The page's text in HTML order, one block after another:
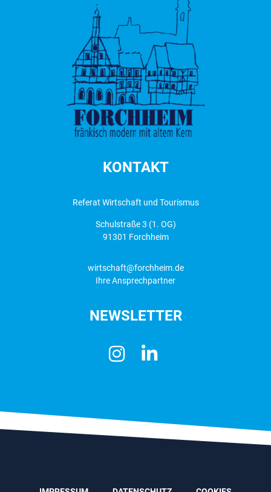
KONTAKT
Referat Wirtschaft und Tourismus
Schulstraße 3 (1. OG)
91301 Forchheim
wirtschaft@forchheim.de
Ihre Ansprechpartner
NEWSLETTER